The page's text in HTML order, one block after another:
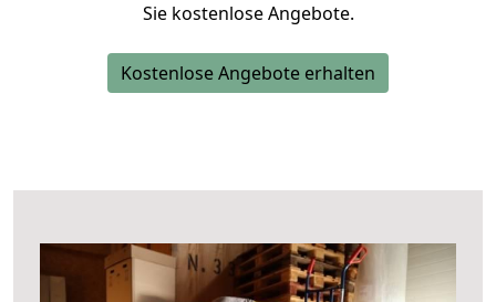
Sie kostenlose Angebote.
Kostenlose Angebote erhalten